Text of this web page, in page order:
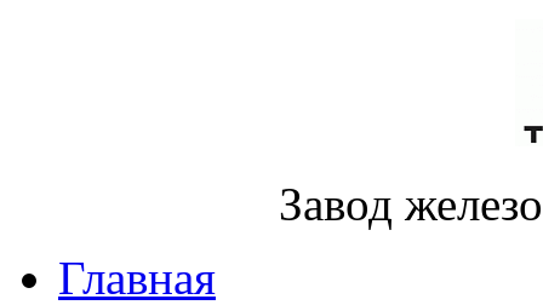
Завод
Главная